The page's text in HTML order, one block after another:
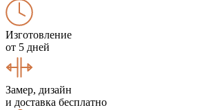
Изготовление
от 5 дней
Замер, дизайн
и доставка бесплатно